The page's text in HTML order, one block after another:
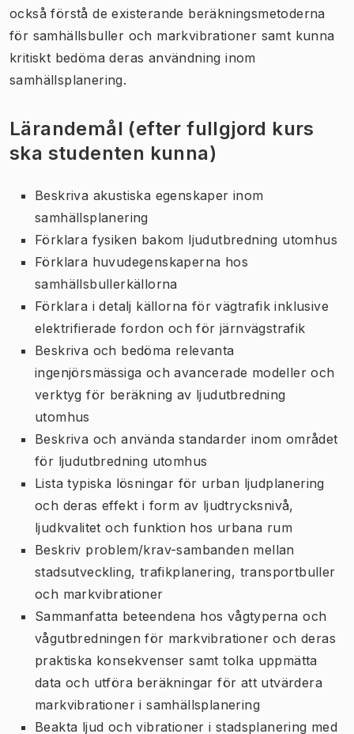
också förstå de existerande beräkningsmetoderna
för samhällsbuller och markvibrationer samt kunna
kritiskt bedöma deras användning inom
samhällsplanering.
Lärandemål (efter fullgjord kurs
ska studenten kunna)
Beskriva akustiska egenskaper inom
samhällsplanering
Förklara fysiken bakom ljudutbredning utomhus
Förklara huvudegenskaperna hos
samhällsbullerkällorna
Förklara i detalj källorna för vägtrafik inklusive
elektrifierade fordon och för järnvägstrafik
Beskriva och bedöma relevanta
ingenjörsmässiga och avancerade modeller och
verktyg för beräkning av ljudutbredning
utomhus
Beskriva och använda standarder inom området
för ljudutbredning utomhus
Lista typiska lösningar för urban ljudplanering
och deras effekt i form av ljudtrycksnivå,
ljudkvalitet och funktion hos urbana rum
Beskriv problem/krav-sambanden mellan
stadsutveckling, trafikplanering, transportbuller
och markvibrationer
Sammanfatta beteendena hos vågtyperna och
vågutbredningen för markvibrationer och deras
praktiska konsekvenser samt tolka uppmätta
data och utföra beräkningar för att utvärdera
markvibrationer i samhällsplanering
Beakta ljud och vibrationer i stadsplanering med